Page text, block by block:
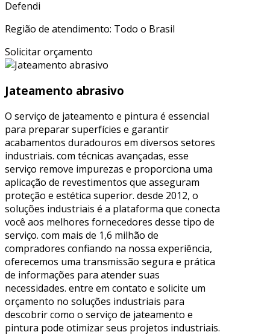
Defendi
Região de atendimento: Todo o Brasil
Solicitar orçamento
Jateamento abrasivo
O serviço de jateamento e pintura é essencial
para preparar superfícies e garantir
acabamentos duradouros em diversos setores
industriais. com técnicas avançadas, esse
serviço remove impurezas e proporciona uma
aplicação de revestimentos que asseguram
proteção e estética superior. desde 2012, o
soluções industriais é a plataforma que conecta
você aos melhores fornecedores desse tipo de
serviço. com mais de 1,6 milhão de
compradores confiando na nossa experiência,
oferecemos uma transmissão segura e prática
de informações para atender suas
necessidades. entre em contato e solicite um
orçamento no soluções industriais para
descobrir como o serviço de jateamento e
pintura pode otimizar seus projetos industriais.